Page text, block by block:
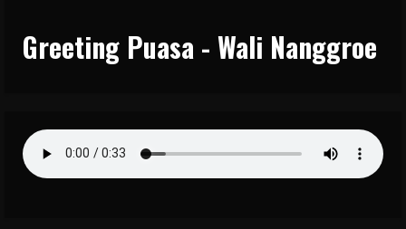
Greeting Puasa - Wali Nanggroe